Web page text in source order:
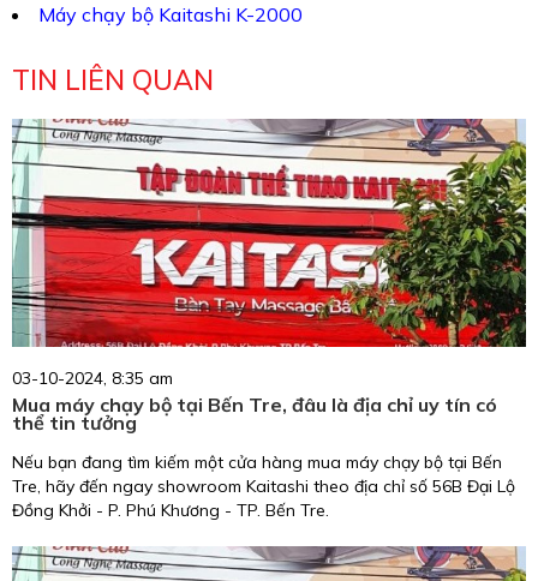
Máy chạy bộ Kaitashi K-2000
TIN LIÊN QUAN
03-10-2024, 8:35 am
Mua máy chạy bộ tại Bến Tre, đâu là địa chỉ uy tín có
thể tin tưởng
Nếu bạn đang tìm kiếm một cửa hàng mua máy chạy bộ tại Bến
Tre, hãy đến ngay showroom Kaitashi theo địa chỉ số 56B Đại Lộ
Đồng Khởi - P. Phú Khương - TP. Bến Tre.